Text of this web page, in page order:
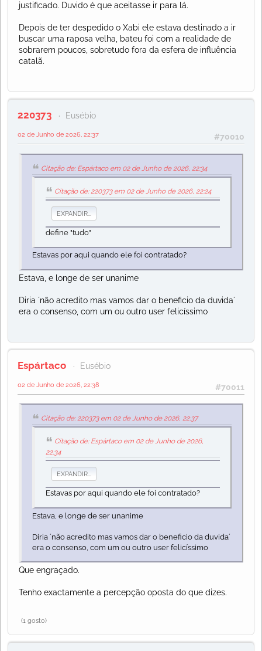
justificado. Duvido é que aceitasse ir para lá.
Depois de ter despedido o Xabi ele estava destinado a ir
buscar uma raposa velha, bateu foi com a realidade de
sobrarem poucos, sobretudo fora da esfera de influência
catalã.
220373 Eusébio
#70010
02 de Junho de 2026, 22:37
Citação de: Espártaco em 02 de Junho de 2026, 22:34
Citação de: 220373 em 02 de Junho de 2026, 22:24
EXPANDIR...
define "tudo"
Estavas por aqui quando ele foi contratado?
Estava, e longe de ser unanime
Diria ´não acredito mas vamos dar o beneficio da duvida´
era o consenso, com um ou outro user felicíssimo
Espártaco Eusébio
#70011
02 de Junho de 2026, 22:38
Citação de: 220373 em 02 de Junho de 2026, 22:37
Citação de: Espártaco em 02 de Junho de 2026,
22:34
EXPANDIR...
Estavas por aqui quando ele foi contratado?
Estava, e longe de ser unanime
Diria ´não acredito mas vamos dar o beneficio da duvida´
era o consenso, com um ou outro user felicíssimo
Que engraçado.
Tenho exactamente a percepção oposta do que dizes.
(1 gosto)